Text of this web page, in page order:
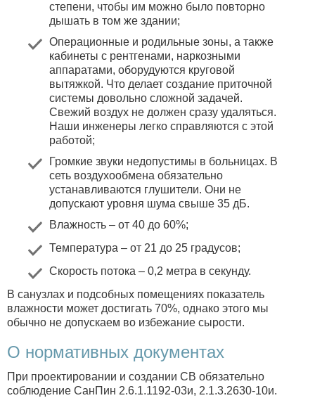
степени, чтобы им можно было повторно
дышать в том же здании;
Операционные и родильные зоны, а также
кабинеты с рентгенами, наркозными
аппаратами, оборудуются круговой
вытяжкой. Что делает создание приточной
системы довольно сложной задачей.
Свежий воздух не должен сразу удаляться.
Наши инженеры легко справляются с этой
работой;
Громкие звуки недопустимы в больницах. В
сеть воздухообмена обязательно
устанавливаются глушители. Они не
допускают уровня шума свыше 35 дБ.
Влажность – от 40 до 60%;
Температура – от 21 до 25 градусов;
Скорость потока – 0,2 метра в секунду.
В санузлах и подсобных помещениях показатель
влажности может достигать 70%, однако этого мы
обычно не допускаем во избежание сырости.
О нормативных документах
При проектировании и создании СВ обязательно
соблюдение СанПин 2.6.1.1192-03и, 2.1.3.2630-10и.